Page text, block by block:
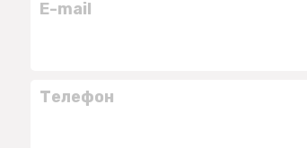
E-mail
Телефон